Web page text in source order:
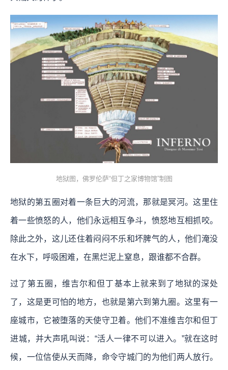
地狱图，佛罗伦萨“但丁之家博物馆”制图
地狱的第五圈对着一条巨大的河流，那就是冥河。这里住
着一些愤怒的人，他们永远相互争斗，愤怒地互相抓咬。
除此之外，这儿还住着闷闷不乐和坏脾气的人，他们淹没
在水下，呼吸困难，在黑烂泥上窒息，跟谁都不合群。
过了第五圈，维吉尔和但丁基本上就来到了地狱的深处
了，这是更可怕的地方，也就是第六到第九圈。这里有一
座城市，它被堕落的天使守卫着。他们不准维吉尔和但丁
进城，并大声吼叫说：“活人一律不可以进入。”就在这时
候，一位信使从天而降，命令守城门的为他们两人放行。